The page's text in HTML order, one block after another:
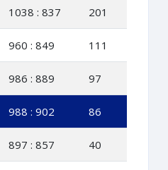
1038 : 837 201
960 : 849 111
986 : 889 97
988 : 902 86
897 : 857 40